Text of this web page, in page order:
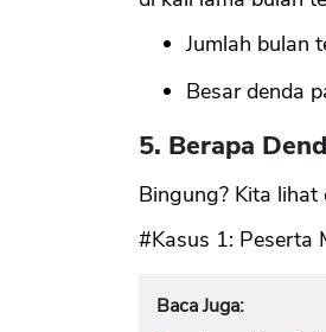
Jumlah bulan
Besar denda
5. Berapa
Bingung? Kita
#Kasus 1: Peserta
Baca Juga: